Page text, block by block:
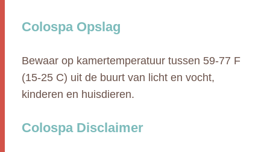
Colospa Opslag
Bewaar op kamertemperatuur tussen 59-77 F
(15-25 C) uit de buurt van licht en vocht,
kinderen en huisdieren.
Colospa Disclaimer